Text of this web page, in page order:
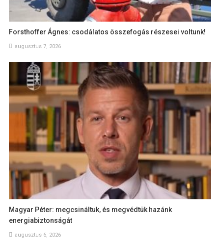
Forsthoffer Ágnes: csodálatos összefogás részesei voltunk!
augusztus 7, 2026
Magyar Péter: megcsináltuk, és megvédtük hazánk
energiabiztonságát
augusztus 6, 2026